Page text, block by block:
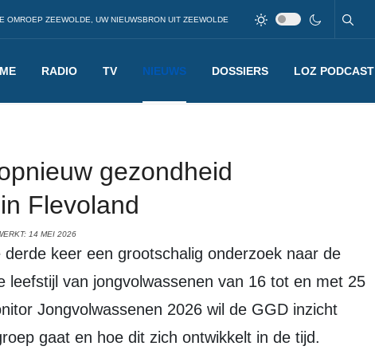
OMROEP ZEEWOLDE, UW NIEUWSBRON UIT ZEEWOLDE
RADIO TV NIEUWS DOSSIERS LOZ PODCAST
gezondheid
Flevoland
14 MEI 2026
leefstijl van jongvolwassenen van 16 tot en met 25
Jongvolwassenen 2026 wil de GGD inzicht
gaat en hoe dit zich ontwikkelt in de tijd.